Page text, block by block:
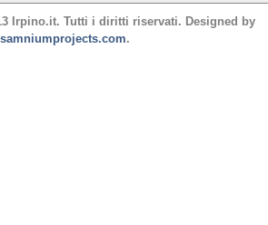
Irpino.it. Tutti i diritti riservati. Designed by
samniumprojects.com.